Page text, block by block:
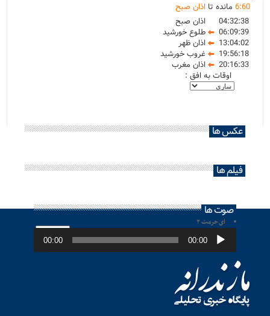
6:60 مانده تا اذان صبح
04:32:38
اذان صبح
06:09:39
طلوع خورشید
13:04:02
اذان ظهر
19:56:18
غروب خورشید
20:16:33
اذان مغرب
اوقات به افق :
عکس ها
فیلم ها
صوت ها
ای حرمت ۲
پخش‌کننده
صوت 00:00
00:00